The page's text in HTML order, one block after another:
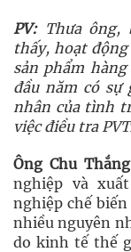
PV: Thưa ông,
thấy, hoạt
sản phẩm
đầu năm có sự
nhân của tình
việc điều tra
Ông Chu
nghiệp và
nghiệp chế
nhiều nguyên
do kinh tế thế